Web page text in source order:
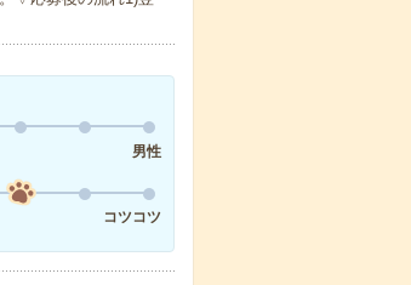
男性
コツコツ